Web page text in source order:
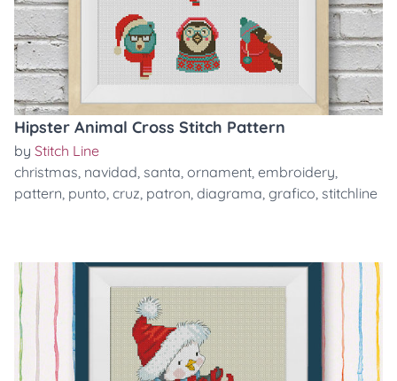
Hipster Animal Cross Stitch Pattern
by Stitch Line
christmas, navidad, santa, ornament, embroidery,
pattern, punto, cruz, patron, diagrama, grafico, stitchline